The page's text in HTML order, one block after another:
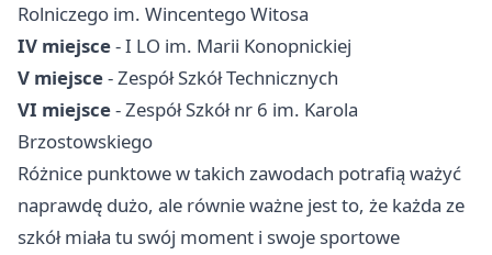
Rolniczego im. Wincentego Witosa
IV miejsce- I LO im. Marii Konopnickiej
V miejsce- Zespół Szkół Technicznych
VI miejsce- Zespół Szkół nr 6 im. Karola
Brzostowskiego
Różnice punktowe w takich zawodach potrafią ważyć
naprawdę dużo, ale równie ważne jest to, że każda ze
szkół miała tu swój moment i swoje sportowe